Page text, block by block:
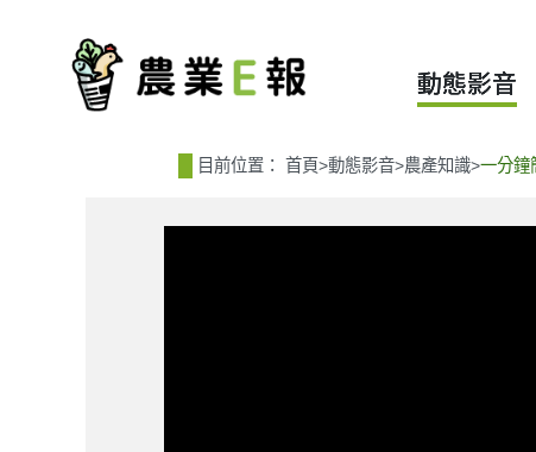
動態影音
目前位置： 首頁>動態影音>農產知識>一分鐘